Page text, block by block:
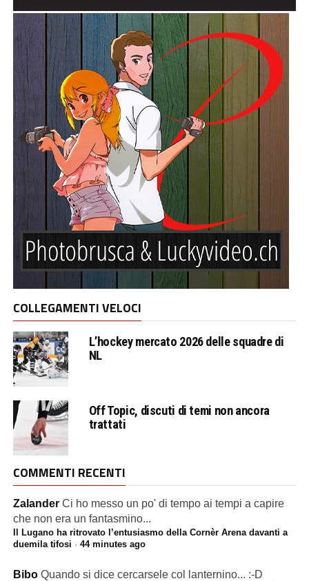
COLLEGAMENTI VELOCI
L’hockey mercato 2026 delle squadre di
NL
Off Topic, discuti di temi non ancora
trattati
COMMENTI RECENTI
Zalander Ci ho messo un po' di tempo ai tempi a capire
che non era un fantasmino...
Il Lugano ha ritrovato l’entusiasmo della Cornèr Arena davanti a
duemila tifosi · 44 minutes ago
Bibo Quando si dice cercarsele col lanternino... :-D